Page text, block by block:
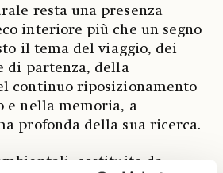
resta una presenza
interiore più che un segno
il tema del viaggio, dei
di partenza, della
continuo riposizionamento
e nella memoria, a
profonda della sua ricerca.
costituite da